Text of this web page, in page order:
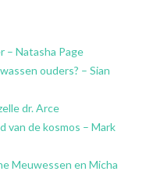
– Natasha Page
ouders? – Sian
dr. Arce
van de kosmos – Mark
Meuwessen en Micha